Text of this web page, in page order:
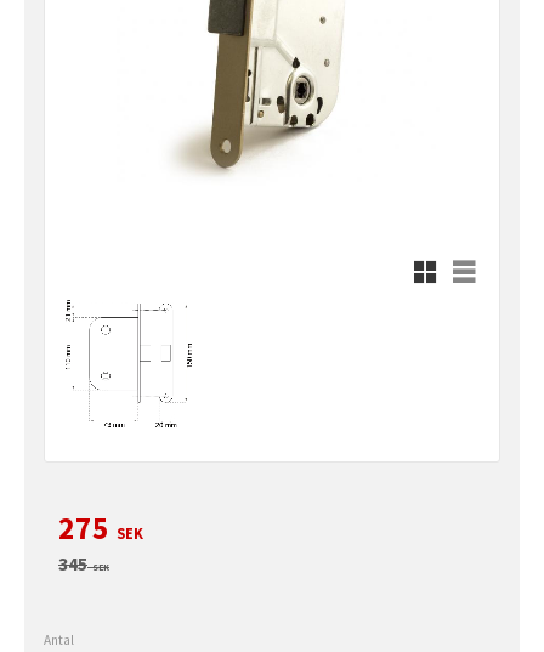
Rutnätsvy
Listvy
Nedsatt pris:
275 SEK
Ordinarie pris:
345SEK
Antal